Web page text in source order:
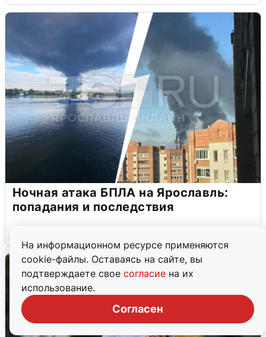
На информационном ресурсе применяются
cookie-файлы. Оставаясь на сайте, вы
подтверждаете свое согласие на их
использование.
Согласен
Ночная атака БПЛА на Ярославль:
попадания и последствия